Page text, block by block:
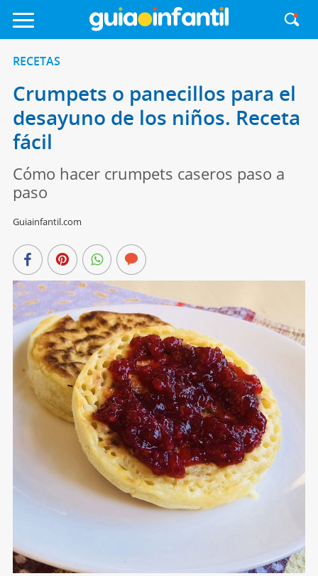
RECETAS
Crumpets o panecillos para el
desayuno de los niños. Receta
fácil
Cómo hacer crumpets caseros paso a
paso
Guiainfantil.com